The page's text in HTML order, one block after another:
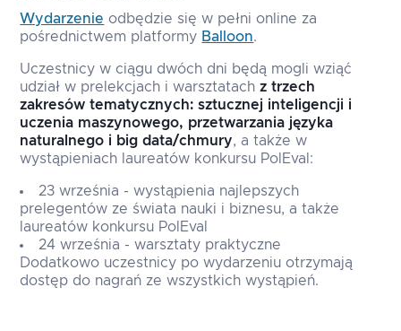
Wydarzenie odbędzie się w pełni online za
pośrednictwem platformy Balloon.
Uczestnicy w ciągu dwóch dni będą mogli wziąć
udział w prelekcjach i warsztatachz trzech
zakresów tematycznych: sztucznej inteligencji i
uczenia maszynowego, przetwarzania języka
naturalnego i big data/chmury, a także w
wystąpieniach laureatów konkursu PolEval:
23 września - wystąpienia najlepszych
prelegentów ze świata nauki i biznesu, a także
laureatów konkursu PolEval
24 września - warsztaty praktyczne
Dodatkowo uczestnicy po wydarzeniu otrzymają
dostęp do nagrań ze wszystkich wystąpień.